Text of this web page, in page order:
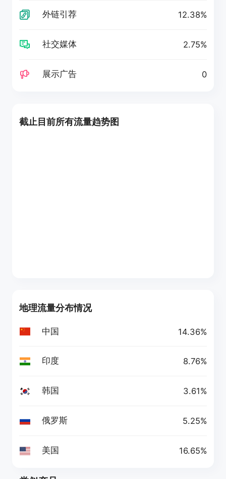
外链引荐 12.38%
社交媒体 2.75%
展示广告 0
截止目前所有流量趋势图
地理流量分布情况
中国 14.36%
印度 8.76%
韩国 3.61%
俄罗斯 5.25%
美国 16.65%